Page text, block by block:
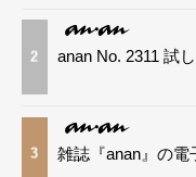
2 anan No. 2311 試
3 雑誌『anan』の電